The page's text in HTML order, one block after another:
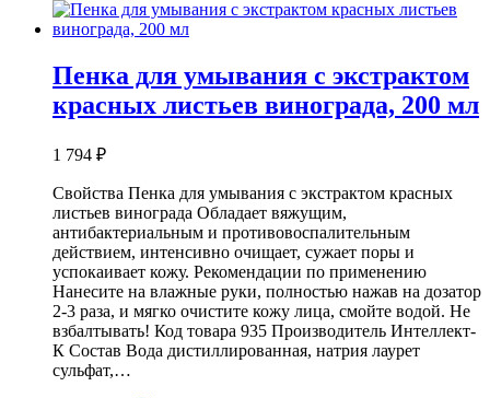
Пенка для умывания с экстрактом
красных листьев винограда, 200 мл
1 794 ₽
Свойства Пенка для умывания с экстрактом красных
листьев винограда Обладает вяжущим,
антибактериальным и противовоспалительным
действием, интенсивно очищает, сужает поры и
успокаивает кожу. Рекомендации по применению
Нанесите на влажные руки, полностью нажав на дозатор
2-3 раза, и мягко очистите кожу лица, смойте водой. Не
взбалтывать! Код товара 935 Производитель Интеллект-
К Состав Вода дистиллированная, натрия лаурет
сульфат,…